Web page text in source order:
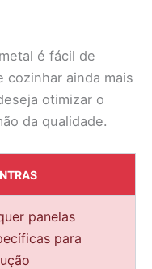
é fácil de
cozinhar ainda mais
otimizar o
da qualidade.
panelas
para